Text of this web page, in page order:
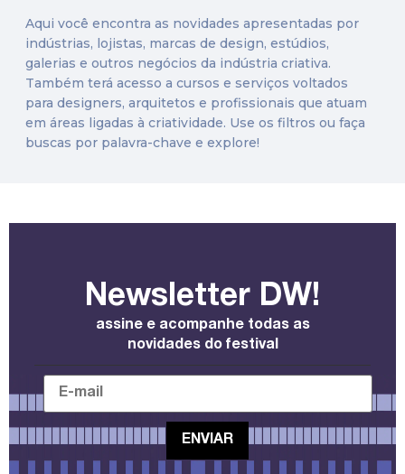
Aqui você encontra as novidades apresentadas por
indústrias, lojistas, marcas de design, estúdios,
galerias e outros negócios da indústria criativa.
Também terá acesso a cursos e serviços voltados
para designers, arquitetos e profissionais que atuam
em áreas ligadas à criatividade. Use os filtros ou faça
buscas por palavra-chave e explore!
Newsletter DW!
assine e acompanhe todas as
novidades do festival